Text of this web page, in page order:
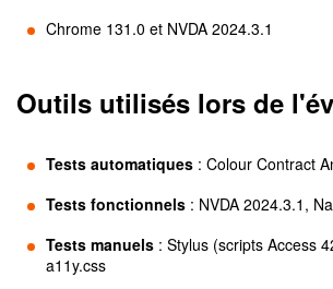
Chrome 131.0 et NVDA 2024.3.1
Outils utilisés lors de
Tests automatiques : Colour Contract
Tests fonctionnels : NVDA 2024.3.1,
Tests manuels : Stylus (scripts Access
a11y.css